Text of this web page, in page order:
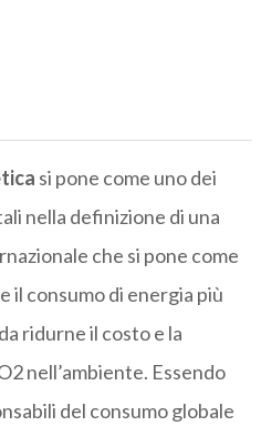
si pone come uno dei
nella definizione di una
che si pone come
il consumo di energia più
ridurne il costo e la
nell’ambiente. Essendo
del consumo globale